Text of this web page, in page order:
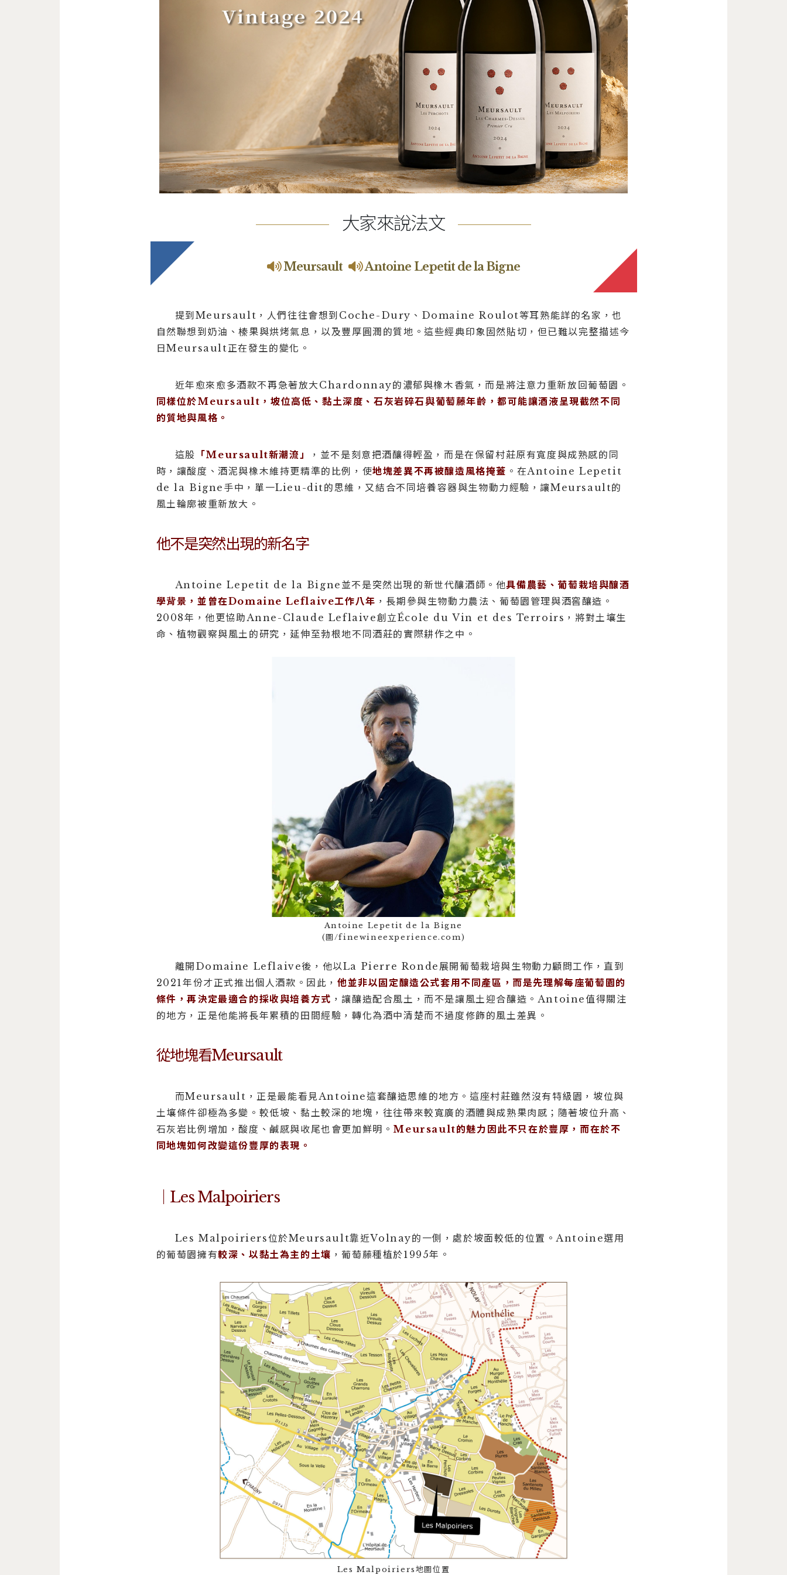
大家來說法文
Meursault Antoine Lepetit de la Bigne
提到Meursault，人們往往會想到Coche-Dury、Domaine Roulot等耳熟能詳的名家，也
自然聯想到奶油、榛果與烘烤氣息，以及豐厚圓潤的質地。這些經典印象固然貼切，但已難以完整描述今
日Meursault正在發生的變化。
近年愈來愈多酒款不再急著放大Chardonnay的濃郁與橡木香氣，而是將注意力重新放回葡萄園。
同樣位於Meursault，坡位高低、黏土深度、石灰岩碎石與葡萄藤年齡，都可能讓酒液呈現截然不同
的質地與風格。
這股 「Meursault新潮流」
，並不是刻意把酒釀得輕盈，而是在保留村莊原有寬度與成熟感的同
時，讓酸度、酒泥與橡木維持更精準的比例，使地塊差異不再被釀造風格掩蓋 。在Antoine Lepetit
de la Bigne手中，單一Lieu-dit的思維，又結合不同培養容器與生物動力經驗，讓Meursault的
風土輪廓被重新放大。
他不是突然出現的新名字
Antoine Lepetit de la Bigne並不是突然出現的新世代釀酒師。他具備農藝、葡萄栽培與釀酒
學背景，並曾在Domaine Leflaive工作八年 ，長期參與生物動力農法、葡萄園管理與酒窖釀造。
2008年，他更協助Anne-Claude Leflaive創立École du Vin et des Terroirs，將對土壤生
命、植物觀察與風土的研究，延伸至勃根地不同酒莊的實際耕作之中。
Antoine Lepetit de la Bigne
(圖/finewineexperience.com)
離開Domaine Leflaive後，他以La Pierre Ronde展開葡萄栽培與生物動力顧問工作，直到
2021年份才正式推出個人酒款。因此， 他並非以固定釀造公式套用不同產區，而是先理解每座葡萄園的
條件，再決定最適合的採收與培養方式 ，讓釀造配合風土，而不是讓風土迎合釀造。Antoine值得關注
的地方，正是他能將長年累積的田間經驗，轉化為酒中清楚而不過度修飾的風土差異。
從地塊看Meursault
而Meursault，正是最能看見Antoine這套釀造思維的地方。這座村莊雖然沒有特級園，坡位與
土壤條件卻極為多變。較低坡、黏土較深的地塊，往往帶來較寬廣的酒體與成熟果肉感；隨著坡位升高、
石灰岩比例增加，酸度、鹹感與收尾也會更加鮮明。 Meursault的魅力因此不只在於豐厚，而在於不
同地塊如何改變這份豐厚的表現。
｜Les Malpoiriers
Les Malpoiriers位於Meursault靠近Volnay的一側，處於坡面較低的位置。Antoine選用
的葡萄園擁有較深、以黏土為主的土壤 ，葡萄藤種植於1995年。
Les Malpoiriers地圖位置